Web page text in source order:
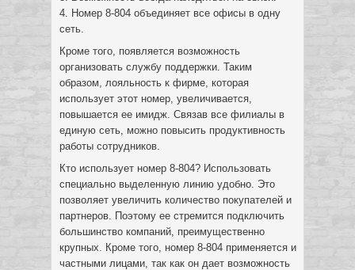
4. Номер 8-804 объединяет все офисы в одну
сеть.
Кроме того, появляется возможность
организовать службу поддержки. Таким
образом, лояльность к фирме, которая
использует этот номер, увеличивается,
повышается ее имидж. Связав все филиалы в
единую сеть, можно повысить продуктивность
работы сотрудников.
Кто использует номер 8-804? Использовать
специально выделенную линию удобно. Это
позволяет увеличить количество покупателей и
партнеров. Поэтому ее стремится подключить
большинство компаний, преимущественно
крупных. Кроме того, номер 8-804 применяется и
частными лицами, так как он дает возможность